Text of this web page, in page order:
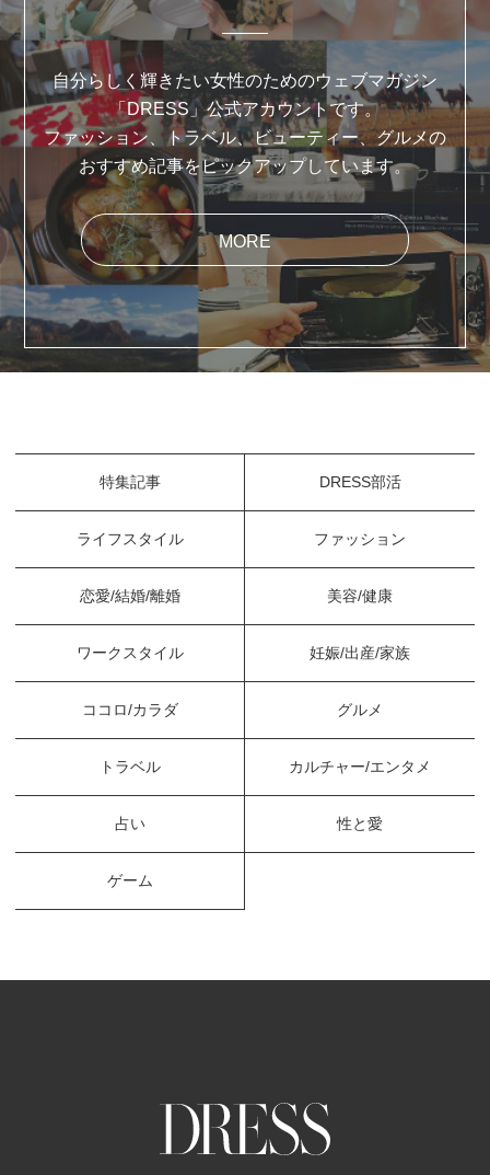
自分らしく輝きたい女性のためのウェブマガジン
「DRESS」公式アカウントです。
ファッション、トラベル、ビューティー、グルメの
おすすめ記事をピックアップしています。
MORE
特集記事 DRESS部活
ライフスタイル ファッション
恋愛/結婚/離婚 美容/健康
ワークスタイル 妊娠/出産/家族
ココロ/カラダ グルメ
トラベル カルチャー/エンタメ
占い 性と愛
ゲーム